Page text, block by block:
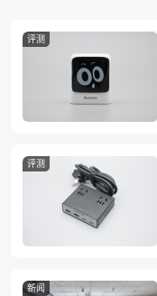
评测
评测
新闻